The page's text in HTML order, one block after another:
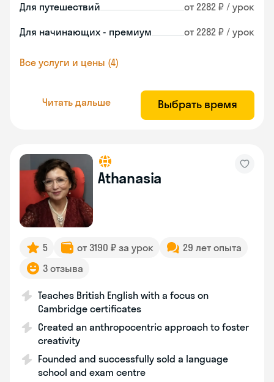
Для путешествий от 2282 ₽ / урок
Для начинающих - премиум от 2282 ₽ / урок
Все услуги и цены (4)
Читать дальше Выбрать время
Athanasia
5 от 3190 ₽ за урок
29 лет опыта
3 отзыва
Teaches British English with a focus on
Cambridge certificates
Created an anthropocentric approach to foster
creativity
Founded and successfully sold a language
school and exam centre